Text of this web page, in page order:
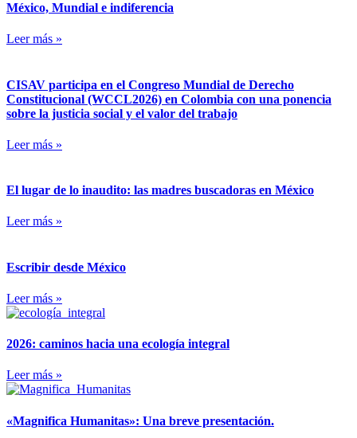
México, Mundial e indiferencia
Leer más »
CISAV participa en el Congreso Mundial de Derecho
Constitucional (WCCL2026) en Colombia con una ponencia
sobre la justicia social y el valor del trabajo
Leer más »
El lugar de lo inaudito: las madres buscadoras en México
Leer más »
Escribir desde México
Leer más »
2026: caminos hacia una ecología integral
Leer más »
«Magnifica Humanitas»: Una breve presentación.